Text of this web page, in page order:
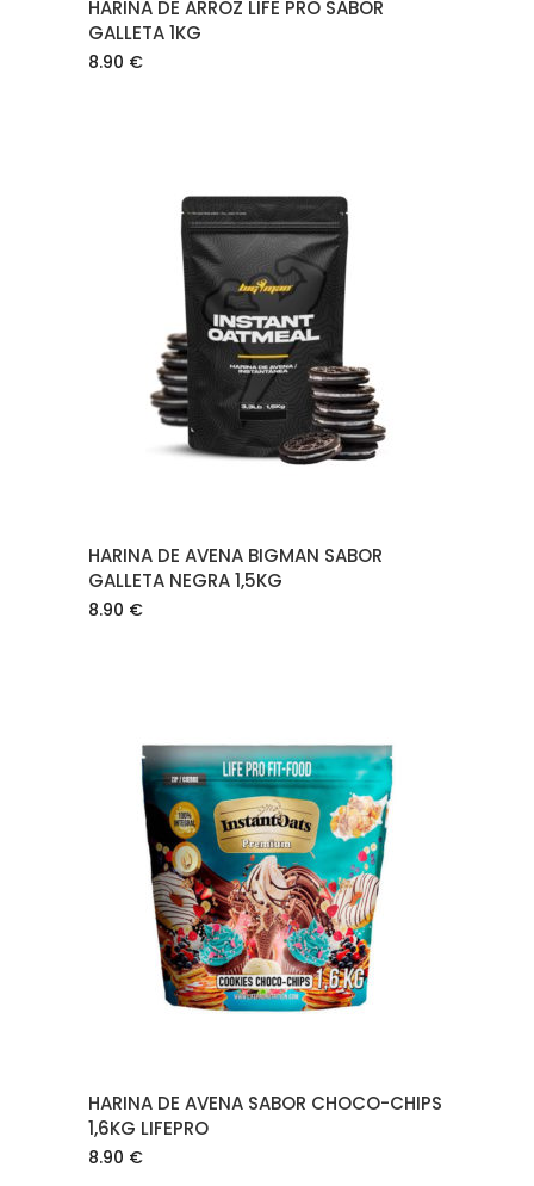
HARINA DE ARROZ LIFE PRO SABOR
GALLETA 1KG
8.90 €
AÑADIR AL CARRITO
HARINA DE AVENA BIGMAN SABOR
GALLETA NEGRA 1,5KG
8.90 €
AÑADIR AL CARRITO
HARINA DE AVENA SABOR CHOCO-CHIPS
1,6KG LIFEPRO
8.90 €